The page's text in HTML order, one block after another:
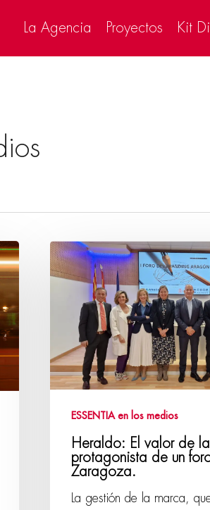
La Agencia Proyectos Kit
ESSENTIA en los medios
Heraldo: El valor de
protagonista de un
Zaragoza.
La gestión de la marca,